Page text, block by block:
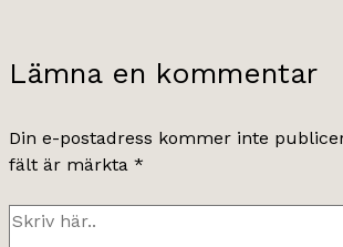
Lämna en kommentar
Din e-postadress kommer inte
fält är märkta *
Skriv